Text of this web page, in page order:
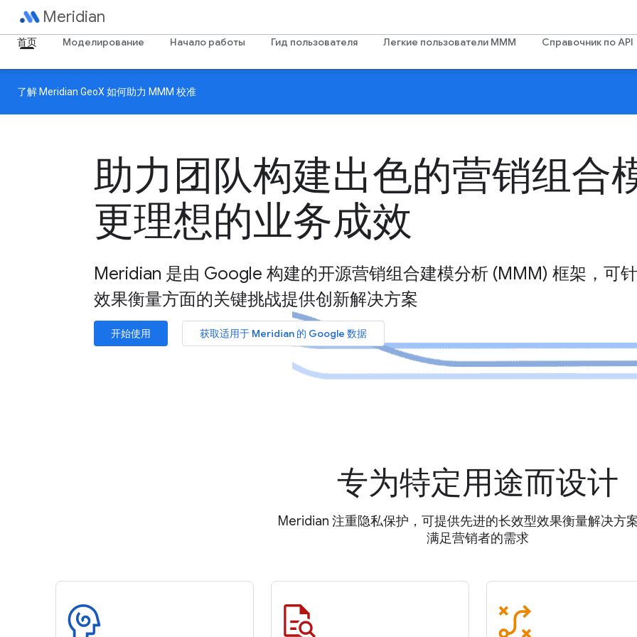
Meridian
首页 Моделирование Начало работы Гид пользователя Легкие пользователи МММ Справочник по API
了解 Meridian GeoX 如何助力 MMM 校准
助力团队构建出色的营销组合
更理想的业务成效
Meridian 是由 Google 构建的开源营销组合建模分析 (MMM) 框架，可
效果衡量方面的关键挑战提供创新解决方案
开始使用 获取适用于 Meridian 的 Google 数据
专为特定用途而设计
Meridian 注重隐私保护，可提供先进的长效型效果衡量解决方
满足营销者的需求